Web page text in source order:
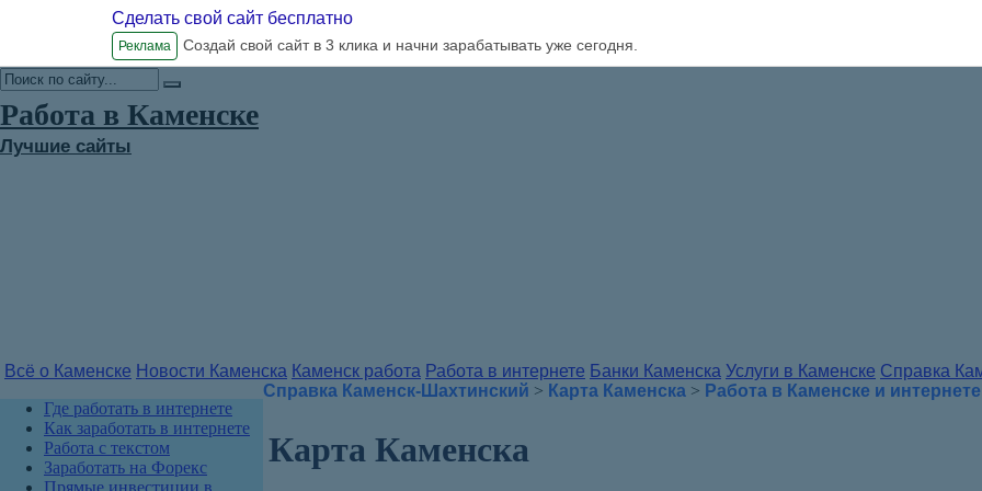
Сделать свой сайт бесплатно
Реклама
Создай свой сайт в 3 клика и начни зарабатывать уже сегодня.
Работа в Каменске
Лучшие сайты
Всё о Каменске Новости Каменска Каменск работа Работа в интернете Банки Каменска Услуги в Каменске Справка
Где работать в интернете
Как заработать в интернете
Работа с текстом
Заработать на Форекс
Прямые инвестиции в
Справка Каменск-Шахтинский > Карта Каменска > Работа в Каменске и интернете
Карта Каменска